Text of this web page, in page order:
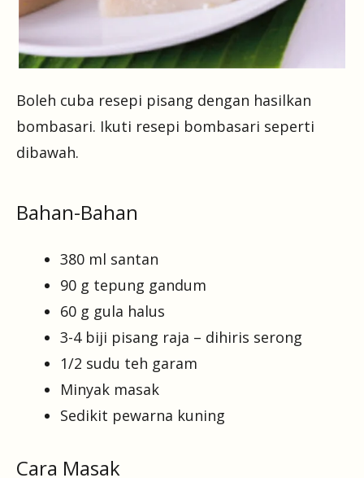
Boleh cuba resepi pisang dengan hasilkan
bombasari. Ikuti resepi bombasari seperti
dibawah.
Bahan-Bahan
380 ml santan
90 g tepung gandum
60 g gula halus
3-4 biji pisang raja – dihiris serong
1/2 sudu teh garam
Minyak masak
Sedikit pewarna kuning
Cara Masak